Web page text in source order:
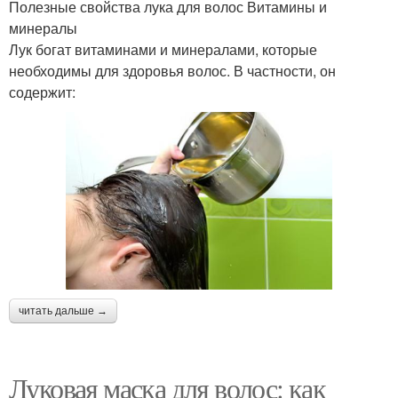
Полезные свойства лука для волос Витамины и
минералы
Лук богат витаминами и минералами, которые
необходимы для здоровья волос. В частности, он
содержит:
читать дальше →
Луковая маска для волос: как